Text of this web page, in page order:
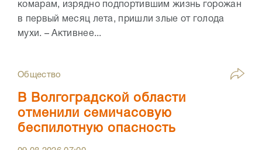
комарам, изрядно подпортившим жизнь горожан
в первый месяц лета, пришли злые от голода
мухи. – Активнее...
Общество
В Волгоградской области
отменили семичасовую
беспилотную опасность